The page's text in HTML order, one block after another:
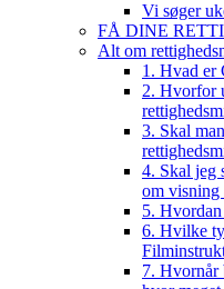
Vi søger
FÅ DINE
Alt om
1. Hvad er
2. Hvorfor
3. Skal
4. Skal jeg
om
5.
6. Hvilke
7. Hvornår